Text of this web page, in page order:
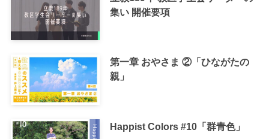
集い 開催要項
第一章 おやさま ②「ひながたの
親」
Happist Colors #10「群青色」